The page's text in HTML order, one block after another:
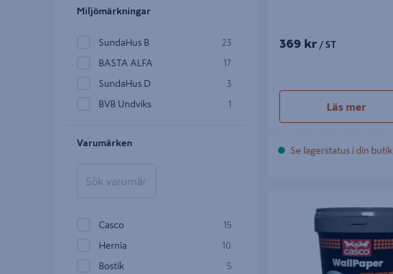
Miljömärkningar
SundaHus B 23
BASTA ALFA 17
SundaHus D 3
BVB Undviks 1
Varumärken
Casco 15
Hernia 10
Bostik 5
369 kr / ST
Läs mer
Se lagerstatus i din butik
PAPPERSTAPETER